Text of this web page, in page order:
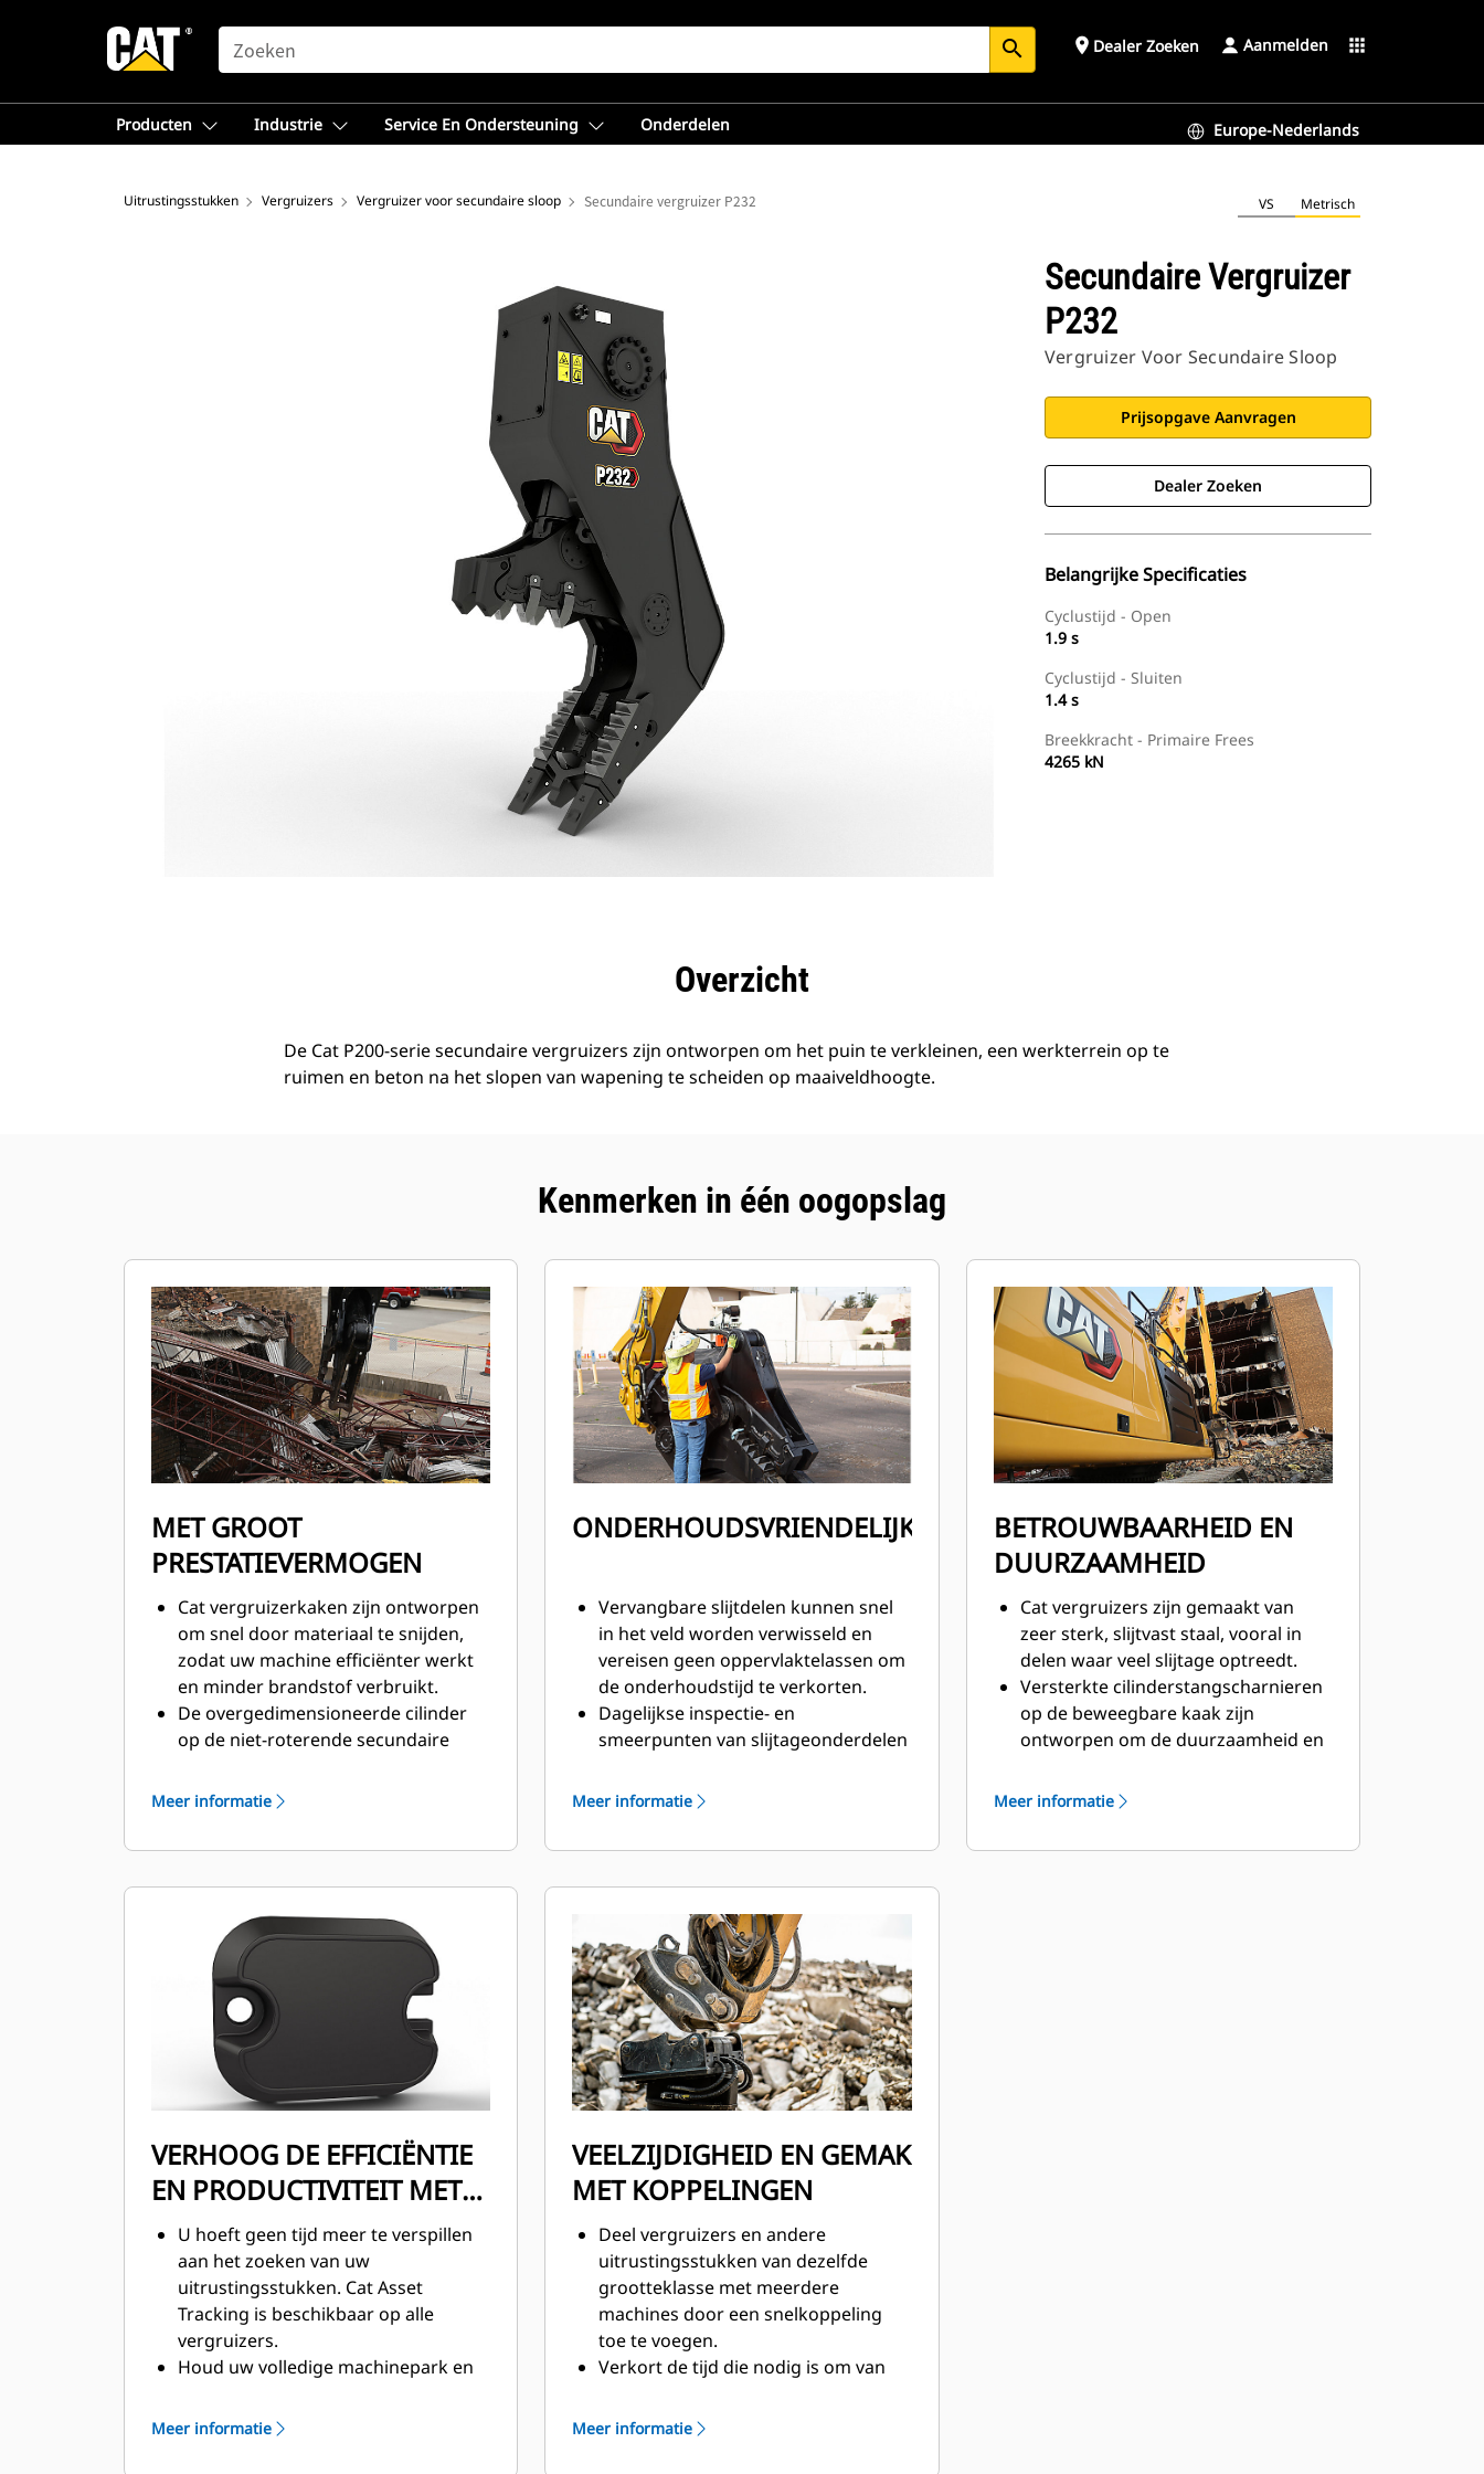
SEARCH search place Dealer Zoeken Aanmelden apps
Producten Industrie Service En Ondersteuning Onderdelen Europe-Nederlands
Uitrustingsstukken Vergruizers Vergruizer voor secundaire sloop Secundaire vergruizer P232 VS Metrisch
Secundaire Vergruizer
P232
Vergruizer Voor Secundaire Sloop
Prijsopgave Aanvragen
Dealer Zoeken
Belangrijke Specificaties
Cyclustijd - Open
1.9 s
Cyclustijd - Sluiten
1.4 s
Breekkracht - Primaire Frees
4265 kN
Overzicht
De Cat P200-serie secundaire vergruizers zijn ontworpen om het puin te verkleinen, een werkterrein op te
ruimen en beton na het slopen van wapening te scheiden op maaiveldhoogte.
Kenmerken in één oogopslag
MET GROOT
PRESTATIEVERMOGEN
Cat vergruizerkaken zijn ontworpen
om snel door materiaal te snijden,
zodat uw machine efficiënter werkt
en minder brandstof verbruikt.
De overgedimensioneerde cilinder
op de niet-roterende secundaire
breekkracht om beton te verkleinen
De SpeedBooster-klep zorgt voor
cyclustijden en een sterke sluitkracht
om de productiviteit te helpen
verhogen.
Meer informatie
ONDERHOUDSVRIENDELIJK
Vervangbare slijtdelen kunnen snel
in het veld worden verwisseld en
vereisen geen oppervlaktelassen om
de onderhoudstijd te verkorten.
Dagelijkse inspectie- en
smeerpunten van slijtageonderdelen
terwijl de vergruizer nog op de
Voer onderhoud veilig uit met
Hydraulische componenten zijn in de
behuizing afgeschermd tegen
schade, waardoor de stilstandtijd op
het werkterrein korter wordt.
Meer informatie
BETROUWBAARHEID EN
DUURZAAMHEID
Cat vergruizers zijn gemaakt van
zeer sterk, slijtvast staal, vooral in
delen waar veel slijtage optreedt.
Versterkte cilinderstangscharnieren
op de beweegbare kaak zijn
ontworpen om de duurzaamheid en
verlengen.
biedt extra bescherming bij het
Meer informatie
VERHOOG DE EFFICIËNTIE
EN PRODUCTIVITEIT MET
GEÏNTEGREERDE
TECHNOLOGIEËN
U hoeft geen tijd meer te verspillen
aan het zoeken van uw
uitrustingsstukken. Cat Asset
Tracking is beschikbaar op alle
vergruizers.
Houd uw volledige machinepark en
gaten vanuit één bron. Vergruizers
Meer informatie
VEELZIJDIGHEID EN GEMAK
MET KOPPELINGEN
Deel vergruizers en andere
uitrustingsstukken van dezelfde
grootteklasse met meerdere
machines door een snelkoppeling
toe te voegen.
Verkort de tijd die nodig is om van
aanzienlijk door een snelkoppeling te
Meer informatie